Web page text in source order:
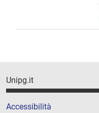
Unipg.it
Accessibilità